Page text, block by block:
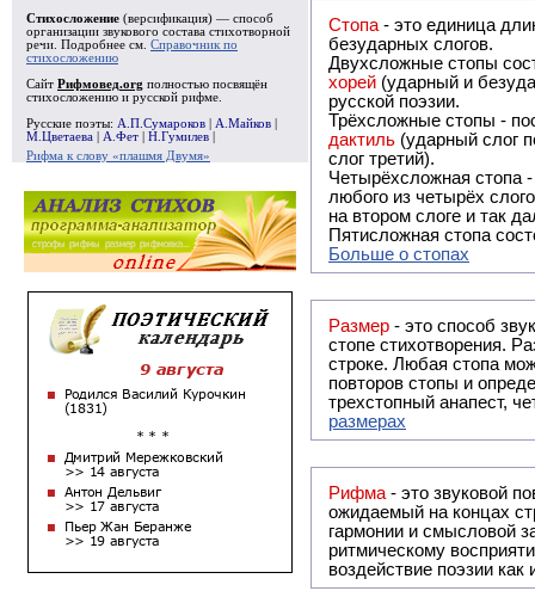
Стихосложение (версификация) — способ
организации звукового состава стихотворной
речи. Подробнее см. Справочник по
стихосложению
Сайт Рифмовед.org полностью посвящён
стихосложению и русской рифме.
Русские поэты: А.П.Сумароков А.Майков
М.Цветаева
А.Фет Н.Гумилев
Рифма к слову «плашмя Двумя»
Стопа - это единица
безударных слогов.
Двухсложные стопы
хорей (ударный и
русской поэзии.
Трёхсложные стопы -
дактиль (ударный слог
слог третий).
Четырёхсложная стопа
любого из четырёх
на втором слоге и так
Пятисложная стопа
Больше о стопах
Размер - это способ
стопе стихотворения.
строке. Любая стопа
повторов стопы и
трехстопный анапест,
размерах
Рифма - это звуковой повтор, традиционно используемый в поэзии и, как
ожидаемый на концах
гармонии и смысловой
ритмическому
воздействие поэзии